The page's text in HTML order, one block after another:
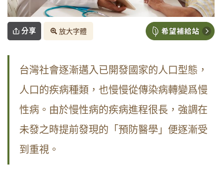
分享 放大字體
台灣社會逐漸邁入已開發國家的人口型態，
人口的疾病種類，也慢慢從傳染病轉變爲慢
性病。由於慢性病的疾病進程很長，強調在
未發之時提前發現的「預防醫學」便逐漸受
到重視。